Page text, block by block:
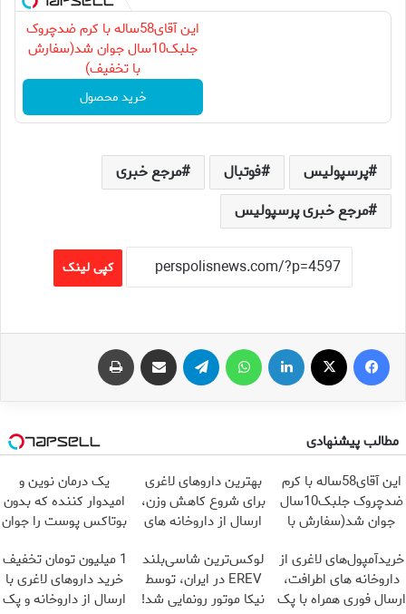
این آقای58ساله با کرم ضدچروک
جلبک10سال جوان شد(سفارش
با تخفیف)
خرید محصول
پرسپولیس فوتبال
مرجع خبری
مرجع خبری پرسپولیس
کپی لینک
فیس بوک لینکدین تلگرام اشتراک گذاری از طریق ایمیل
مطالب پیشنهادی
این آقای58ساله با کرم
ضدچروک جلبک10سال
جوان شد(سفارش با
بهترین داروهای لاغری
برای شروع کاهش وزن،
ارسال از داروخانه های
یک درمان نوین و
امیدوار کننده که بدون
بوتاکس پوست را جوان
خریدآمپول‌های لاغری از
داروخانه های اطرافت،
ارسال فوری همراه با پک
لوکس‌ترین شاسی‌بلند
EREV در ایران، توسط
نیکا موتور رونمایی شد!
1 میلیون تومان تخفیف
خرید داروهای لاغری با
ارسال از داروخانه و پک